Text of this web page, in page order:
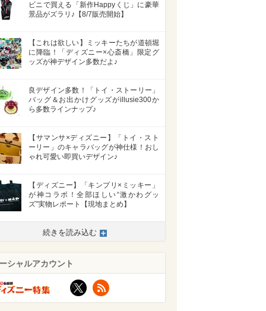
ビニで買える「新作Happyくじ」に豪華
景品がズラリ♪【8/7販売開始】
【これは欲しい】ミッキーたちが道頓堀
に降臨！「ディズニー×心斎橋」限定グ
ッズが神デザイン多数だよ♪
良デザイン多数！「トイ・ストーリー」
バッグ＆お出かけグッズがillusie300か
ら多数ラインナップ♪
【サマンサ×ディズニー】「トイ・スト
ーリー」のキャラバッグが神仕様！おし
ゃれ可愛い即買いデザイン♪
【ディズニー】「キンプリ×ミッキー」
が神コラボ！全部ほしい“激かわグッ
ズ”実物レポート【現地まとめ】
続きを読み込む
シャルアカウント
X